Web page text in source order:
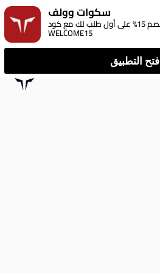
سكوات وولف
نزل تطبيقنا وخصم 15% على أول طلب لك مع كود:
WELCOME15
افتح التطبيق